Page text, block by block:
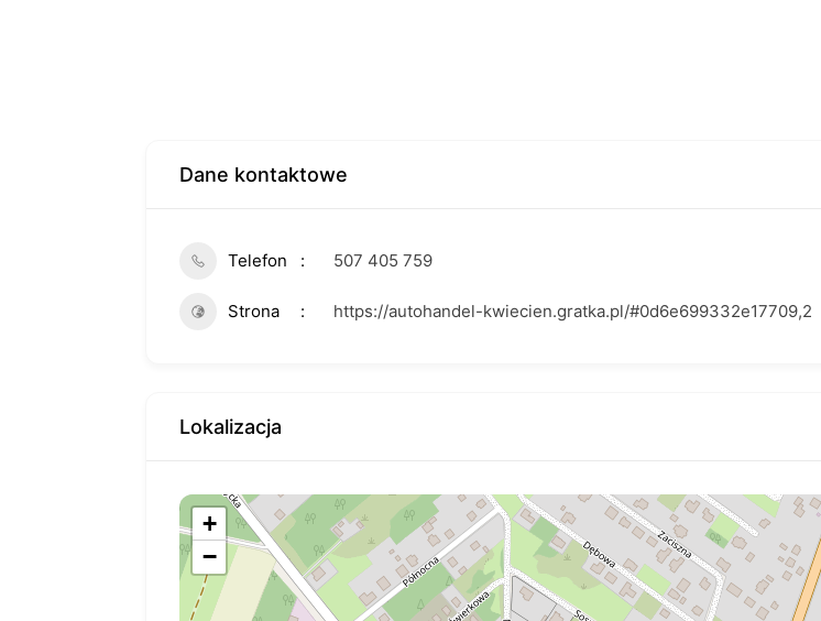
Dane kontaktowe
Telefon 507 405 759
Strona https://autohandel-kwiecien.gratka.pl/#0d6e699332e17709,2
Lokalizacja
+
−